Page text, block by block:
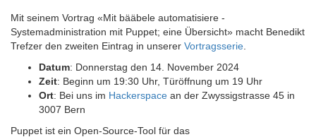
Mit seinem Vortrag «Mit bääbele automatisiere -
Systemadministration mit Puppet; eine Übersicht» macht Benedikt
Trefzer den zweiten Eintrag in unserer Vortragsserie
Datum: Donnerstag den 14. November 2024
Zeit: Beginn um 19:30 Uhr, Türöffnung um 19 Uhr
Ort: Bei uns im Hackerspace an der Zwyssigstrasse 45 in
3007 Bern
Puppet ist ein Open-Source-Tool für das